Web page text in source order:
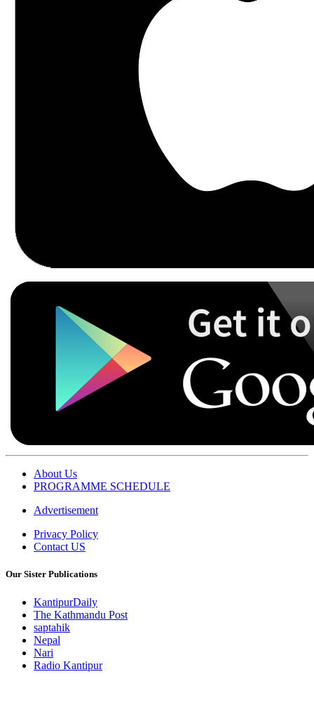
About Us
PROGRAMME SCHEDULE
Advertisement
Privacy Policy
Contact US
Our Sister Publications
KantipurDaily
The Kathmandu Post
saptahik
Nepal
Nari
Radio Kantipur